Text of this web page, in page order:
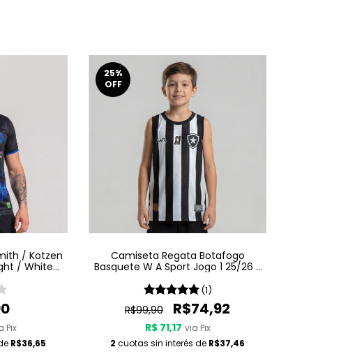
/ Kotzen
/ White
Pix
R$36,65
25%
OFF
Camiseta Regata Botafogo
Basquete W A Sport Jogo 1 25/26 -
(1)
R$99,90 R$74,92
R$ 71,17 via Pix
2 cuotas sin interés de R$37,46